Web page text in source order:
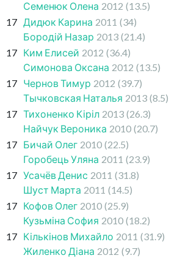
Семенюк Олена 2012 (13.5)
17
Дидюк Карина 2011 (34)
Бородій Назар 2013 (21.4)
17 Ким Елисей 2012 (36.4)
Симонова Оксана 2012 (13.5)
17 Чернов Тимур 2012 (39.7)
Тычковская Наталья 2013 (8.5)
17 Тихоненко Кіріл 2013 (26.3)
Найчук Вероника 2010 (20.7)
17 Бичай Олег 2010 (22.5)
Горобець Уляна 2011 (23.9)
17 Усачёв Денис 2011 (31.8)
Шуст Марта 2011 (14.5)
17 Кофов Олег 2010 (25.9)
Кузьміна София 2010 (18.2)
17 Кількінов Михайло 2011 (31.9)
Жиленко Діана 2012 (9.7)